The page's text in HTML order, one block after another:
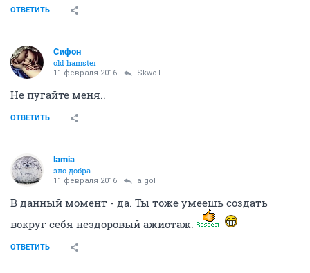
ОТВЕТИТЬ
Сифон
old hamster
11 февраля 2016 SkwоT
Не пугайте меня..
ОТВЕТИТЬ
lamia
зло добра
11 февраля 2016 аlgоl
В данный момент - да. Ты тоже умеешь создать
вокруг себя нездоровый ажиотаж.
ОТВЕТИТЬ